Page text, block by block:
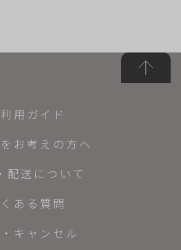
用ガイド
お考えの方へ
配送について
ある質問
キャンセル